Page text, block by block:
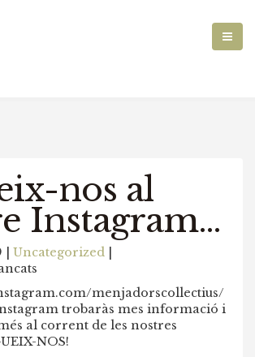
nos al
Instagram…
| Uncategorized
nos
al
nostre
Instagram…
menjadorscollectius/
trobaràs mes informació i
al corrent de les nostres
NOS!